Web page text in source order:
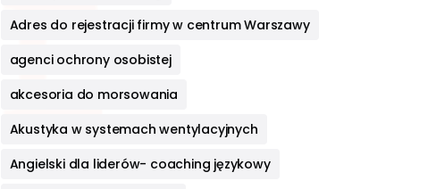
Adres do rejestracji firmy w centrum Warszawy
agenci ochrony osobistej
akcesoria do morsowania
Akustyka w systemach wentylacyjnych
Angielski dla liderów- coaching językowy